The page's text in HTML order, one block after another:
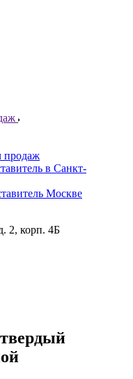
продаж
в Санкт-
Москве
2, корп. 4Б